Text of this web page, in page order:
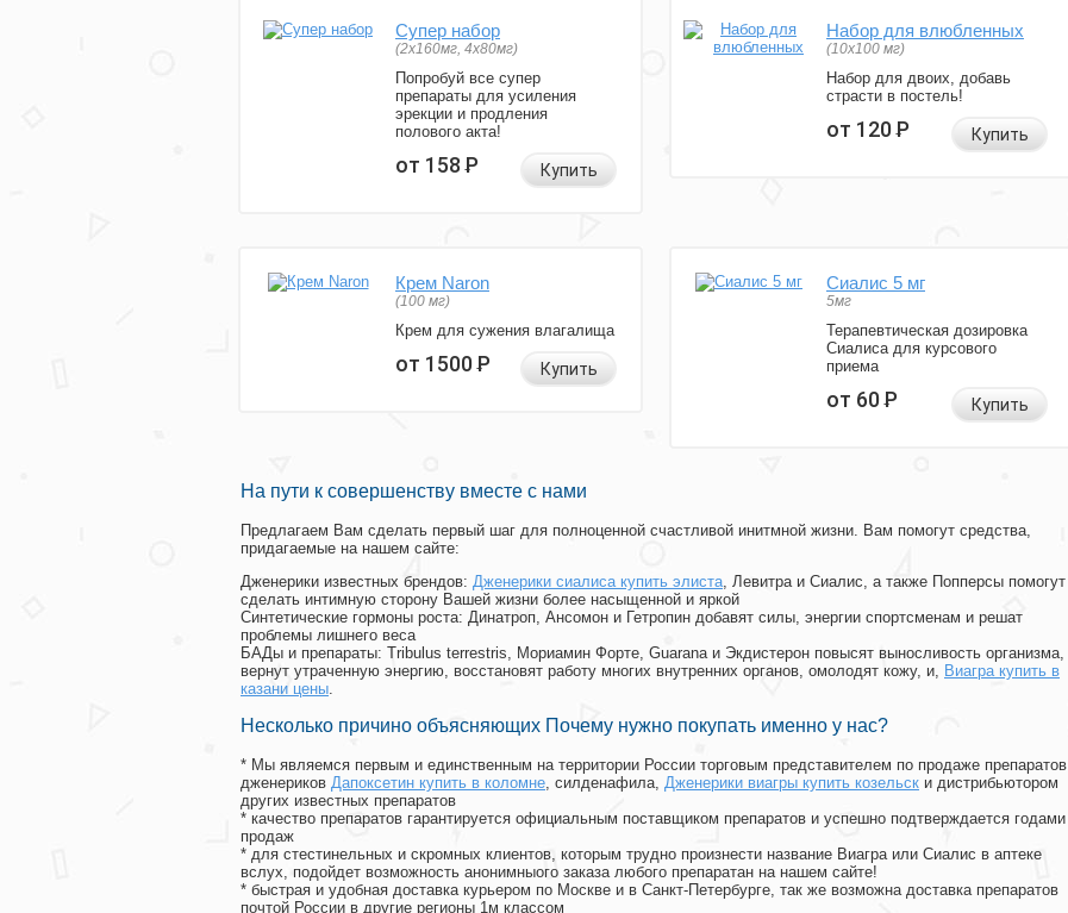
Супер набор
(2х160мг, 4х80мг)
Попробуй все супер
препараты для усиления
эрекции и продления
полового акта!
от 158Р Купить
Набор для влюбленных
(10х100 мг)
Набор для двоих, добавь
страсти в постель!
от 120Р Купить
Крем Naron
(100 мг)
Крем для сужения влагалища
от 1500Р Купить
Сиалис 5 мг
5мг
Терапевтическая дозировка
Сиалиса для курсового
приема
от 60Р Купить
На пути к совершенству вместе с нами
Предлагаем Вам сделать первый шаг для полноценной счастливой инитмной жизни. Вам помогут средства,
придагаемые на нашем сайте:
Дженерики известных брендов: Дженерики сиалиса купить элиста, Левитра и Сиалис, а также Попперсы помогут
сделать интимную сторону Вашей жизни более насыщенной и яркой
Синтетические гормоны роста: Динатроп, Ансомон и Гетропин добавят силы, энергии спортсменам и решат
проблемы лишнего веса
БАДы и препараты: Tribulus terrestris, Мориамин Форте, Guarana и Экдистерон повысят выносливость организма,
вернут утраченную энергию, восстановят работу многих внутренних органов, омолодят кожу, и, Виагра купить в
казани цены.
Несколько причино объясняющих Почему нужно покупать именно у нас?
* Мы являемся первым и единственным на территории России торговым представителем по продаже препаратов
дженериков Дапоксетин купить в коломне, силденафила, Дженерики виагры купить козельск и дистрибьютором
других известных препаратов
* качество препаратов гарантируется официальным поставщиком препаратов и успешно подтверждается годами
продаж
* для стестинельных и скромных клиентов, которым трудно произнести название Виагра или Сиалис в аптеке
вслух, подойдет возможность анонимныого заказа любого препаратан на нашем сайте!
* быстрая и удобная доставка курьером по Москве и в Санкт-Петербурге, так же возможна доставка препаратов
почтой России в другие регионы 1м классом